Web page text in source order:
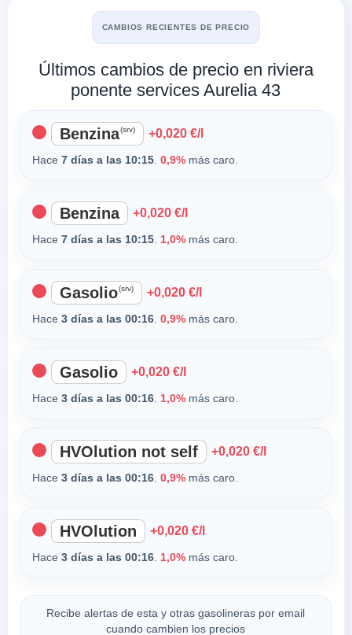
CAMBIOS RECIENTES DE PRECIO
Últimos cambios de precio en riviera
ponente services Aurelia 43
Benzina(srv) +0,020 €/l
Hace 7 días a las 10:15. 0,9%más caro.
Benzina +0,020 €/l
Hace 7 días a las 10:15. 1,0%más caro.
Gasolio(srv) +0,020 €/l
Hace 3 días a las 00:16. 0,9%más caro.
Gasolio +0,020 €/l
Hace 3 días a las 00:16. 1,0%más caro.
HVOlution not self +0,020 €/l
Hace 3 días a las 00:16. 0,9%más caro.
HVOlution +0,020 €/l
Hace 3 días a las 00:16. 1,0%más caro.
Recibe alertas de esta y otras gasolineras por email
cuando cambien los precios